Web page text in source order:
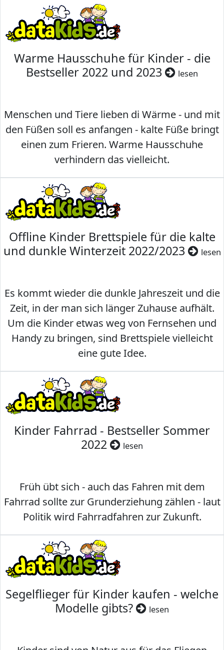
Warme Hausschuhe für Kinder - die
Bestseller 2022 und 2023
lesen
Menschen und Tiere lieben di Wärme - und mit
den Füßen soll es anfangen - kalte Füße bringt
einen zum Frieren. Warme Hausschuhe
verhindern das vielleicht.
Offline Kinder Brettspiele für die kalte
und dunkle Winterzeit 2022/2023
lesen
Es kommt wieder die dunkle Jahreszeit und die
Zeit, in der man sich länger Zuhause aufhält.
Um die Kinder etwas weg von Fernsehen und
Handy zu bringen, sind Brettspiele vielleicht
eine gute Idee.
Kinder Fahrrad - Bestseller Sommer
2022
lesen
Früh übt sich - auch das Fahren mit dem
Fahrrad sollte zur Grunderziehung zählen - laut
Politik wird Fahrradfahren zur Zukunft.
Segelflieger für Kinder kaufen - welche
Modelle gibts?
lesen